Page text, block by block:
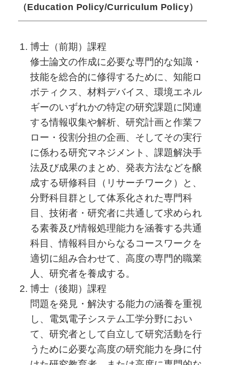
（Education Policy/Curriculum Policy）
博士（前期）課程
修士論文の作成に必要な専門的な知識・
技能を総合的に修得するために、知能ロ
ボティクス、材料デバイス、環境エネル
ギーのいずれかの特定の研究課題に関連
する情報収集や解析、研究計画と作業フ
ロー・役割分担の企画、そしてその実行
に係わる研究マネジメント、課題解決手
法及び成果のまとめ、発表方法などを醸
成する研修科目（リサーチワーク）と、
分野科目群として体系化された専門科
目、技術者・研究者に共通して求められ
る素養及び情報処理能力を涵養する共通
科目、情報科目からなるコースワークを
適切に組み合わせて、高度の専門的職業
人、研究者を養成する。
博士（後期）課程
問題を発見・解決する能力の涵養を重視
し、電気電子システム工学分野におい
て、研究者として自立して研究活動を行
うために必要な高度の研究能力を身に付